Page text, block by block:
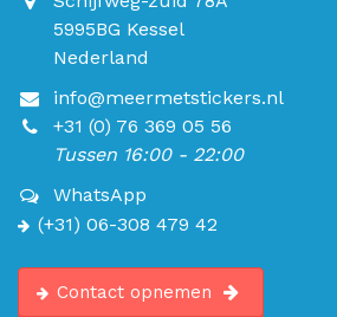
5995BG Kessel
Nederland
info@meermetstickers.nl
+31 (0) 76 369 05 56
Tussen 16:00 - 22:00
WhatsApp
(+31) 06-308 479 42
Contact opnemen